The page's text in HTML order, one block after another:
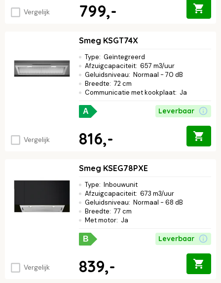
Vergelijk 799,-
Vergelijk
Smeg KSGT74X
Type: Geïntegreerd
Afzuigcapaciteit: 657 m3/uur
Geluidsniveau: Normaal - 70 dB
Breedte: 72 cm
Communicatie met kookplaat: Ja
A Leverbaar
816,-
Vergelijk
Smeg KSEG78PXE
Type: Inbouwunit
Afzuigcapaciteit: 673 m3/uur
Geluidsniveau: Normaal - 68 dB
Breedte: 77 cm
Met motor: Ja
B Leverbaar
839,-